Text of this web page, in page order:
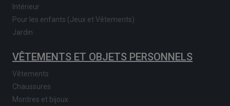
Intérieur
Pour les enfants (Jeux et Vêtements)
Jardin
VÊTEMENTS ET OBJETS PERSONNELS
Vêtements
Chaussures
Montres et bijoux